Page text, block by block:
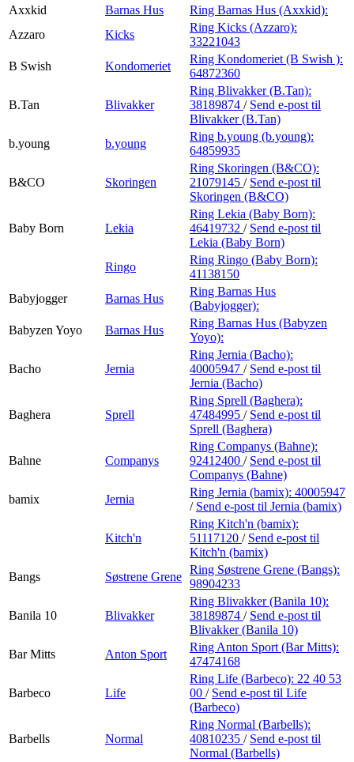
Axxkid
Barnas Hus
Ring Barnas Hus (Axxkid):
Azzaro
Kicks
Ring Kicks (Azzaro):
33221043
B Swish
Kondomeriet
Ring Kondomeriet (B Swish ):
64872360
B.Tan Blivakker
Ring Blivakker (B.Tan):
38189874 / Send e-post til
Blivakker (B.Tan)
b.young
b.young
Ring b.young (b.young):
64859935
B&CO Skoringen
Ring Skoringen (B&CO):
21079145 / Send e-post til
Skoringen (B&CO)
Baby Born Lekia
Ring Lekia (Baby Born):
46419732 / Send e-post til
Lekia (Baby Born)
Ringo
Ring Ringo (Baby Born):
41138150
Babyjogger
Barnas Hus
Ring Barnas Hus
(Babyjogger):
Babyzen Yoyo
Barnas Hus
Ring Barnas Hus (Babyzen
Yoyo):
Bacho Jernia
Ring Jernia (Bacho):
40005947 / Send e-post til
Jernia (Bacho)
Baghera Sprell
Ring Sprell (Baghera):
47484995 / Send e-post til
Sprell (Baghera)
Bahne Companys
Ring Companys (Bahne):
92412400 / Send e-post til
Companys (Bahne)
bamix
Jernia
Ring Jernia (bamix): 40005947
/ Send e-post til Jernia (bamix)
Kitch'n
Ring Kitch'n (bamix):
51117120 / Send e-post til
Kitch'n (bamix)
Bangs
Søstrene Grene
Ring Søstrene Grene (Bangs):
98904233
Banila 10 Blivakker
Ring Blivakker (Banila 10):
38189874 / Send e-post til
Blivakker (Banila 10)
Bar Mitts
Anton Sport
Ring Anton Sport (Bar Mitts):
47474168
Barbeco Life
Ring Life (Barbeco): 22 40 53
00 / Send e-post til Life
(Barbeco)
Barbells Normal
Ring Normal (Barbells):
40810235 / Send e-post til
Normal (Barbells)